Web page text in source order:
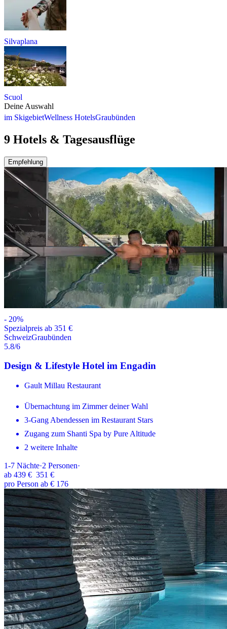
Silvaplana
Scuol
Deine Auswahl
im SkigebietWellness HotelsGraubünden
9 Hotels & Tagesausflüge
Empfehlung
- 20%
Spezialpreis ab 351 €
SchweizGraubünden
5.8/6
Design & Lifestyle Hotel im Engadin
Gault Millau Restaurant
Übernachtung im Zimmer deiner Wahl
3-Gang Abendessen im Restaurant Stars
Zugang zum Shanti Spa by Pure Altitude
2 weitere Inhalte
1-7 Nächte·2 Personen·
ab 439 € 351 €
pro Person ab € 176